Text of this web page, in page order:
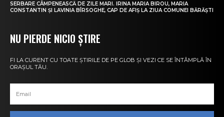
SERBARE CÂMPENEASCĂ DE ZILE MARI. IRINA MARIA BIROU, MARIA
CONSTANTIN ȘI LAVINIA BÎRSOGHE, CAP DE AFIȘ LA ZIUA COMUNEI BĂRĂȘTI
NU PIERDE NICIO ȘTIRE
FI LA CURENT CU TOATE ȘTIRILE DE PE GLOB ȘI VEZI CE SE ÎNTÂMPLĂ ÎN
ORAȘUL TĂU.